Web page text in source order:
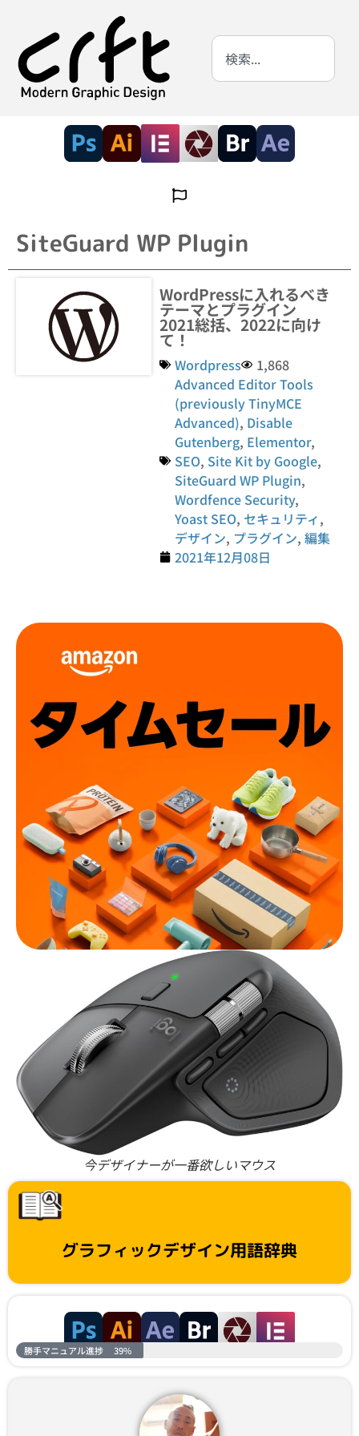
SiteGuard WP Plugin
WordPressに入れるべき
テーマとプラグイン
2021総括、2022に向け
て！
Wordpress
1,868
Advanced Editor Tools
(previously TinyMCE
Advanced), Disable
Gutenberg, Elementor,
SEO, Site Kit by Google,
SiteGuard WP Plugin,
Wordfence Security,
Yoast SEO, セキュリティ,
デザイン, プラグイン,編集
2021年12月08日
今デザイナーが一番欲しいマウス
グラフィックデザイン用語辞典
勝手マニュアル進捗 39%